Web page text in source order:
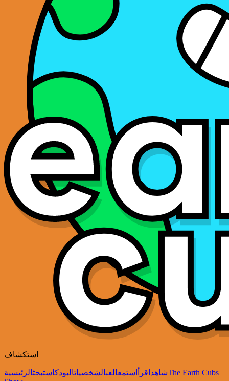
استكشاف
شاهد اقرأ استمعالعبالشخصياتالبودكاستبحثالرئيسية
The Earth Cubs